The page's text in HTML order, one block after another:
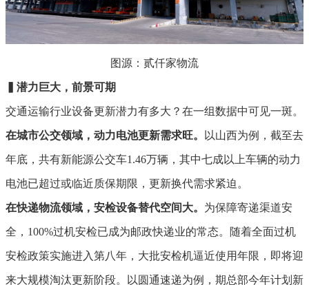
图源：贰仟家物流
潜力巨大，前景可期
交通运输行业设备更新潜力有多大？在一组数据中可见一斑。
在城市公交领域 ，动力电池更新需求旺。 以山西为例，截至去
年底，共有新能源公交车1.46万辆，其中七成以上车辆的动力
电池已超过或临近质保期限，更新换代需求紧迫。
在快递物流领域，安检设备替代空间大。 为保障寄递渠道安
全，100%过机安检已成为邮政快递业的常态。随着全面过机
安检政策实施进入第八年，大批安检机逼近使用年限，即将迎
来大规模淘汰更新阶段。以圆通速递为例，期总部今年计划新